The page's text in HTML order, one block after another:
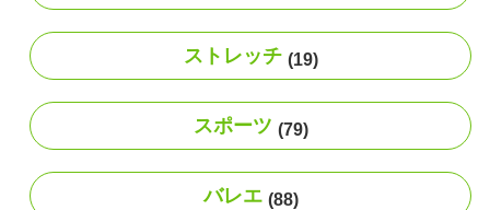
ストレッチ (19)
スポーツ (79)
バレエ (88)